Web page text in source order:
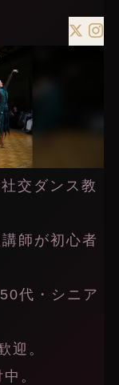
交ダンス教
師が初心者
代・シニア
迎。
。